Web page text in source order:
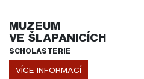
MUZEUM
VE ŠLAPANICÍCH
SCHOLASTERIE
VÍCE INFORMACÍ